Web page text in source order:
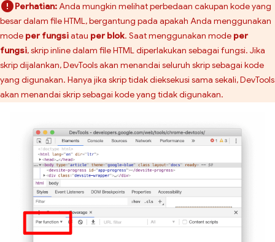
Perhatian:Anda mungkin melihat perbedaan cakupan kode yang
besar dalam file HTML, bergantung pada apakah Anda menggunakan
mode per fungsiatau per blok. Saat menggunakan mode per
fungsi, skrip inline dalam file HTML diperlakukan sebagai fungsi. Jika
skrip dijalankan, DevTools akan menandai seluruh skrip sebagai kode
yang digunakan. Hanya jika skrip tidak dieksekusi sama sekali, DevTools
akan menandai skrip sebagai kode yang tidak digunakan.